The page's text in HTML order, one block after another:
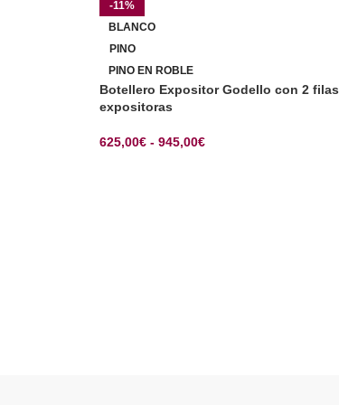
-11%
BLANCO
PINO
PINO EN ROBLE
Botellero Expositor Godello con 2 filas
expositoras
625,00€ - 945,00€